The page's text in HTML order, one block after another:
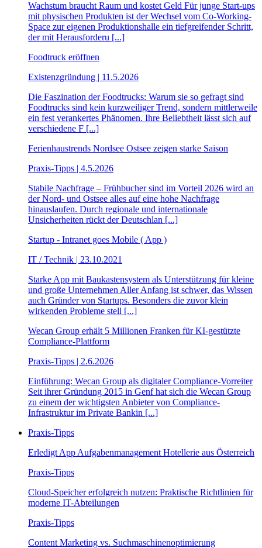
Wachstum braucht Raum und kostet Geld Für junge Start-ups
mit physischen Produkten ist der Wechsel vom Co-Working-
Space zur eigenen Produktionshalle ein tiefgreifender Schritt,
der mit Herausforderu [...]
Foodtruck eröffnen
Existenzgründung | 11.5.2026
Die Faszination der Foodtrucks: Warum sie so gefragt sind
Foodtrucks sind kein kurzweiliger Trend, sondern mittlerweile
ein fest verankertes Phänomen. Ihre Beliebtheit lässt sich auf
verschiedene F [...]
Ferienhaustrends Nordsee Ostsee zeigen starke Saison
Praxis-Tipps | 4.5.2026
Stabile Nachfrage – Frühbucher sind im Vorteil 2026 wird an
der Nord- und Ostsee alles auf eine hohe Nachfrage
hinauslaufen. Durch regionale und internationale
Unsicherheiten rückt der Deutschlan [...]
Startup - Intranet goes Mobile ( App )
IT / Technik | 23.10.2021
Starke App mit Baukastensystem als Unterstützung für kleine
und große Unternehmen Aller Anfang ist schwer, das Wissen
auch Gründer von Startups. Besonders die zuvor klein
wirkenden Probleme stell [...]
Wecan Group erhält 5 Millionen Franken für KI-gestützte
Compliance-Plattform
Praxis-Tipps | 2.6.2026
Einführung: Wecan Group als digitaler Compliance-Vorreiter
Seit ihrer Gründung 2015 in Genf hat sich die Wecan Group
zu einem der wichtigsten Anbieter von Compliance-
Infrastruktur im Private Bankin [...]
Praxis-Tipps
Erledigt App Aufgabenmanagement Hotellerie aus Österreich
Praxis-Tipps
Cloud-Speicher erfolgreich nutzen: Praktische Richtlinien für
moderne IT-Abteilungen
Praxis-Tipps
Content Marketing vs. Suchmaschinenoptimierung